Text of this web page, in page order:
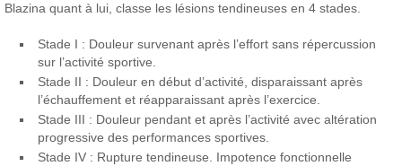
Blazina quant à lui, classe les lésions tendineuses en 4 stades.
Stade I : Douleur survenant après l’effort sans répercussion
sur l’activité sportive.
Stade II : Douleur en début d’activité, disparaissant après
l’échauffement et réapparaissant après l’exercice.
Stade III : Douleur pendant et après l’activité avec altération
progressive des performances sportives.
Stade IV : Rupture tendineuse. Impotence fonctionnelle